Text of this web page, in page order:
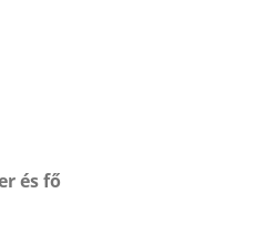
és fő